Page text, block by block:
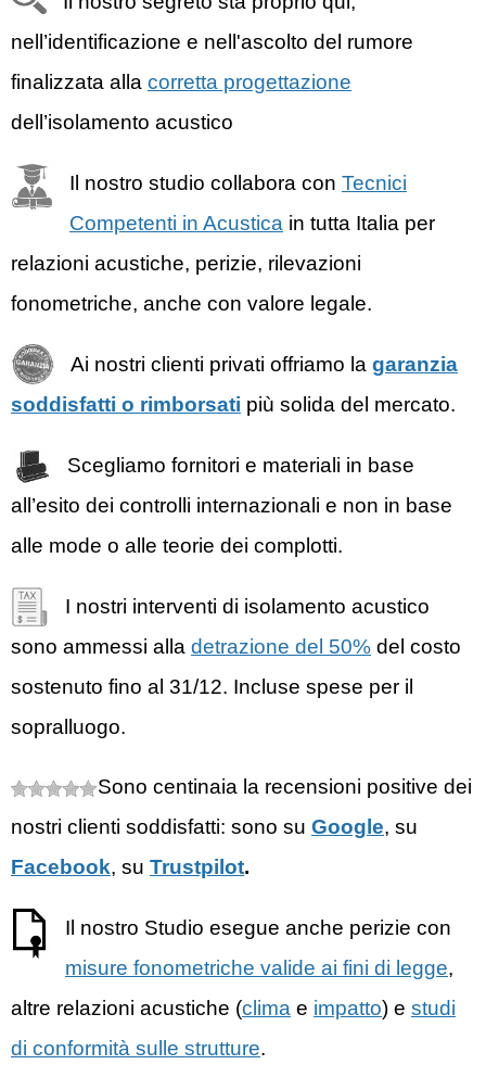
nell’identificazione e nell'ascolto del rumore
finalizzata alla corretta progettazione
dell’isolamento acustico
Il nostro studio collabora con Tecnici
Competenti in Acustica in tutta Italia per
relazioni acustiche, perizie, rilevazioni
fonometriche, anche con valore legale.
Ai nostri clienti privati offriamo la garanzia
soddisfatti o rimborsati più solida del mercato.
Scegliamo fornitori e materiali in base
all’esito dei controlli internazionali e non in base
alle mode o alle teorie dei complotti.
I nostri interventi di isolamento acustico
sono ammessi alla detrazione del 50% del costo
sostenuto fino al 31/12. Incluse spese per il
sopralluogo.
Sono centinaia la recensioni positive dei
nostri clienti soddisfatti: sono su Google, su
Facebook, su Trustpilot.
Il nostro Studio esegue anche perizie con
misure fonometriche valide ai fini di legge,
altre relazioni acustiche (clima e impatto) e studi
di conformità sulle strutture.